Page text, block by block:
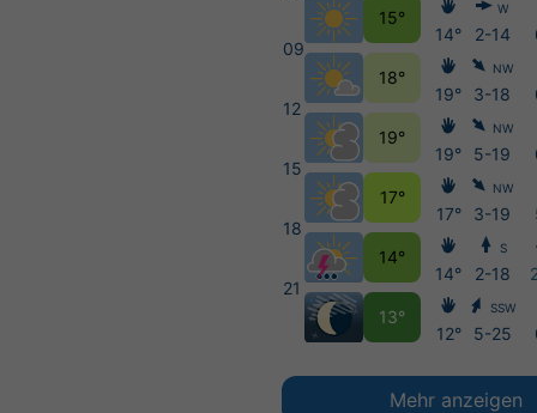
09
12
15
18
21
15°
18°
19°
17°
14°
13°
14°
19°
19°
17°
14°
12°
W
2-14
NW
3-18
NW
5-19
NW
3-19
S
2-18
SSW
5-25
Mehr anzeigen